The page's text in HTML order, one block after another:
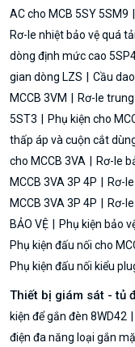
AC cho MCB 5SY 5SM9
Rơ-le nhiệt bảo vệ quá
dòng định mức cao
gian dòng LZS
Cầu
MCCB 3VM
Rơ-le
5ST3
Phụ kiện cho
thấp áp và cuộn cắt
cho MCCB 3VA
Rơ-le
MCCB 3VA 3P 4P
Rơ-
MCCB 3VA 3P 4P
Rơ-
BẢO VỆ
Phụ kiện bảo
Phụ kiện đấu nối cho
Phụ kiện đấu nối kiểu
Thiết bị giám sát - tủ
kiện để gắn đèn 8WD42
điện đa năng loại gắn